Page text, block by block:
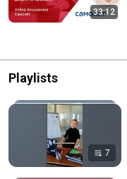
33:12
Playlists
7